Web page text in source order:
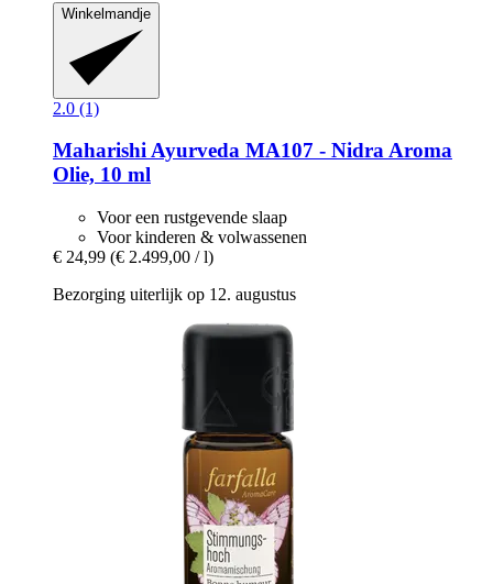
Winkelmandje
2.0 (1)
Maharishi Ayurveda MA107 -​ Nidra Aroma
Olie, 10 ml
Voor een rustgevende slaap
Voor kinderen & volwassenen
€ 24,99 (€ 2.499,00 / l)
Bezorging uiterlijk op 12. augustus